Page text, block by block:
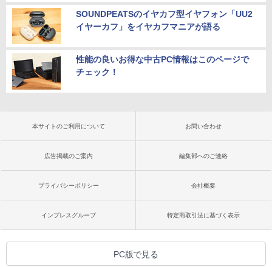
SOUNDPEATSのイヤカフ型イヤフォン「UU2
イヤーカフ」をイヤカフマニアが語る
性能の良いお得な中古PC情報はこのページで
チェック！
本サイトのご利用について お問い合わせ
広告掲載のご案内 編集部へのご連絡
プライバシーポリシー 会社概要
インプレスグループ 特定商取引法に基づく表示
PC版で見る